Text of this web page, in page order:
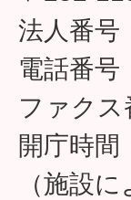
法人番号
電話番号
ファク
開庁時間
（施設